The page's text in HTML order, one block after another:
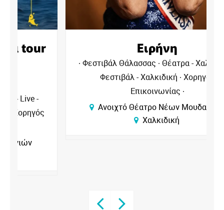
Φεστιβάλ Θάλασσας Θέατρα - Χαλκιδική
Φεστιβάλ - Χαλκιδική Χορηγός
Επικοινωνίας
Ανοιχτό Θέατρο Νέων Μουδανιών